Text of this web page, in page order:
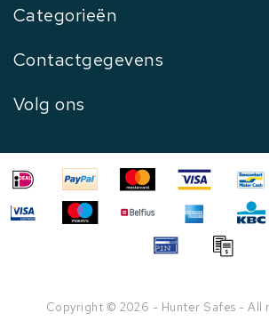
Categorieën
Contactgegevens
Volg ons
Copyright © 2026 - Hunter Safes - All